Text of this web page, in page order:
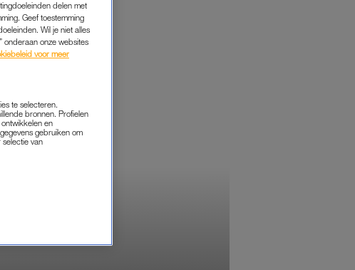
delen met
Geef toestemming
Wil je niet alles
onderaan onze websites
voor meer
te selecteren.
bronnen. Profielen
en
gebruiken om
van